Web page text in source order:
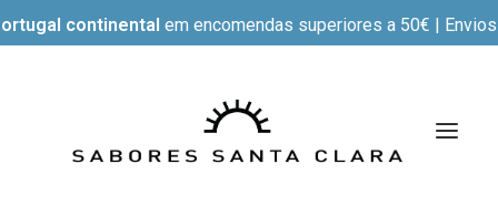
continental em encomendas superiores a 50€ |